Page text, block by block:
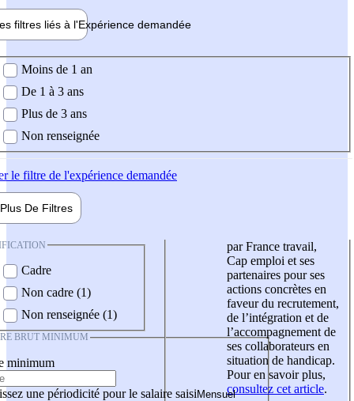
filtres liés à l'Expérience demandée
demandée
Moins de 1 an
De 1 à 3 ans
Plus de 3 ans
Non renseignée
le filtre de l'expérience demandée
Plus De Filtres
Cadre
Non cadre (1)
Non renseignée (1)
BRUT MINIMUM
minimum
une périodicité pour le salaire saisi
par France travail,
Cap emploi et ses
partenaires pour ses
actions concrètes en
faveur du recrutement,
de l’intégration et de
l’accompagnement de
ses collaborateurs en
situation de handicap.
Pour en savoir plus,
consultez cet article.